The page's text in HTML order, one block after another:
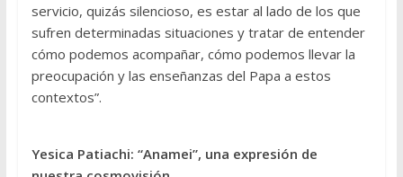
servicio, quizás silencioso, es estar al lado de los que
sufren determinadas situaciones y tratar de entender
cómo podemos acompañar, cómo podemos llevar la
preocupación y las enseñanzas del Papa a estos
contextos”.
Yesica Patiachi: “Anamei”, una expresión de